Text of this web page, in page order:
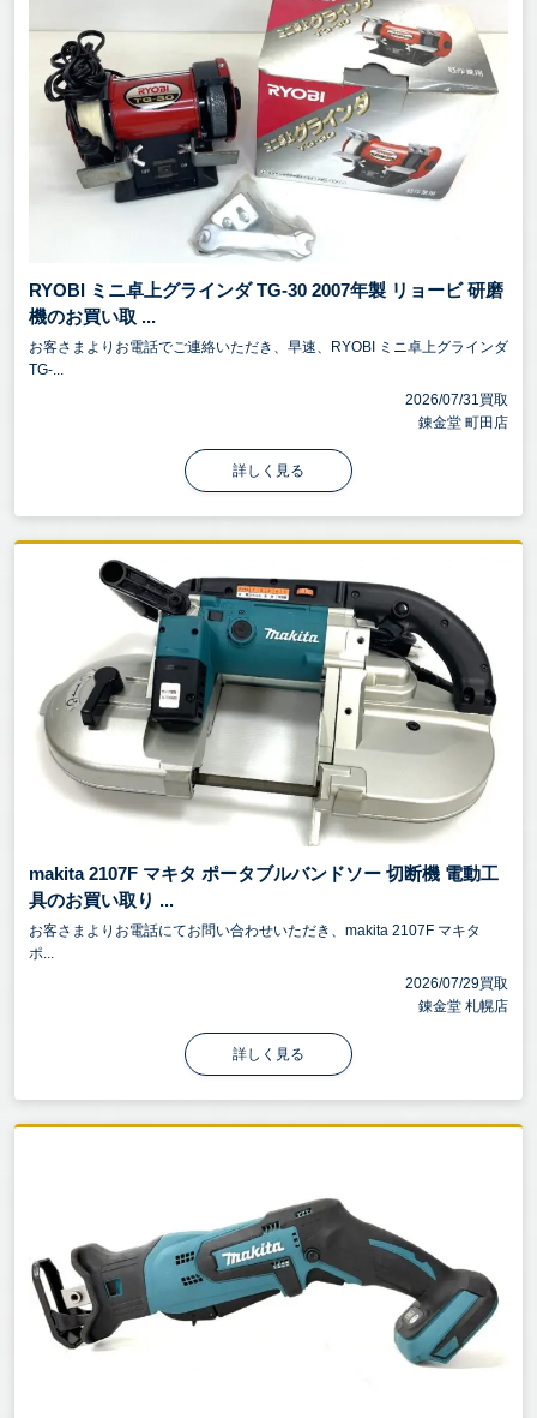
RYOBI ミニ卓上グラインダ TG-30 2007年製 リョービ 研磨
機のお買い取 ...
お客さまよりお電話でご連絡いただき、早速、RYOBI ミニ卓上グラインダ
TG-...
2026/07/31買取
錬金堂 町田店
詳しく見る
makita 2107F マキタ ポータブルバンドソー 切断機 電動工
具のお買い取り ...
お客さまよりお電話にてお問い合わせいただき、makita 2107F マキタ
ポ...
2026/07/29買取
錬金堂 札幌店
詳しく見る